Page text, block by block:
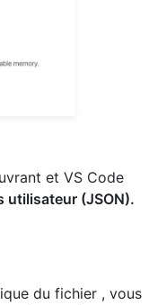
et VS Code
utilisateur (JSON).
du fichier , vous